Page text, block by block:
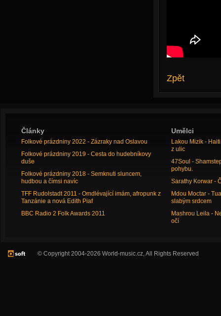
Zpět
Články
Folkové prázdniny 2022 - Zázraky nad Oslavou
Folkové prázdniny 2019 - Cesta do hudebníkovy
duše
Folkové prázdniny 2018 - Semknuti sluncem,
hudbou a čímsi navíc
TFF Rudolstadt 2011 - Omdlévající imám, afropunk z
Tanzánie a nová Edith Piaf
BBC Radio 2 Folk Awards 2011
Umělci
Lakou Mizik -
z ulic
47Soul -
pohybu.
Sarathy Korwar -
Mdou Moctar -
slabým srdcem
Mashrou Leila -
očí
© Copyright 2004-2026 World-music.cz, All Rights Reserved